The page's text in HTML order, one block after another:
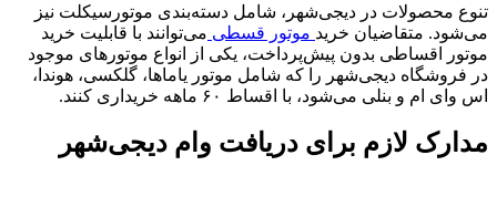
تنوع محصولات در دیجی‌شهر، شامل دسته‌بندی موتورسیکلت نیز
می‌شود. متقاضیان خرید موتور قسطی می‌توانند با قابلیت خرید
موتور اقساطی بدون پیش‌پرداخت، یکی از انواع موتورهای موجود
در فروشگاه دیجی‌شهر را که شامل موتور یاماها، گلکسی، هوندا،
اس وای ام و بنلی می‌شود، با اقساط ۶۰ ماهه خریداری کنند.
مدارک لازم برای دریافت وام دیجی‌شهر